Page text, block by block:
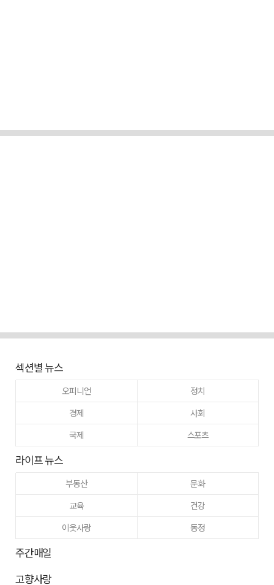
섹션별 뉴스
오피니언
정치
경제
사회
국제
스포츠
라이프 뉴스
부동산
문화
교육
건강
이웃사랑
동정
주간매일
고향사랑